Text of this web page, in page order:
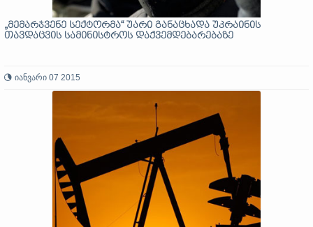
„მემარჯვენე სექტორმა“ უარი განაცხადა უკრაინის
თავდაცვის სამინისტროს დაქვემდებარებაზე
იანვარი 07 2015